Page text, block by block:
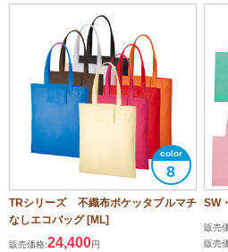
8
TRシリーズ 不織布ポケッタブルマチ
なしエコバッグ [ML]
販売価格:24,400円
SW
販売
販売